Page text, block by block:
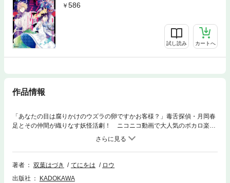
586
試し読み カートへ
作品情報
「あなたの目は腐りかけのウズラの卵ですかお客様？」毒舌探偵・月岡春
足とその仲間が織りなす妖怪活劇！ ニコニコ動画で大人気のボカロ楽曲
シリーズをコミカライズ!! さぁ奇天烈怪奇の幕開けよ――！
著者 双葉はづき てにをは
ロウ
出版社
KADOKAWA